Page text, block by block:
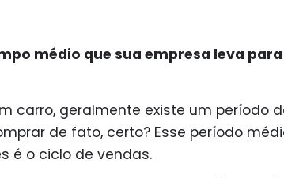
médio que sua empresa leva para
carro, geralmente existe um período
de fato, certo? Esse período
é o ciclo de vendas.